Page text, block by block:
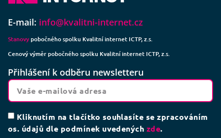
E-mail: info@kvalitni-internet.cz
Stanovy pobočného spolku Kvalitní internet ICTP, z.s.
Cenový výměr pobočného spolku Kvalitní internet ICTP, z.s.
Přihlášení k odběru newsletteru
Kliknutím na tlačítko souhlasíte se zpracováním
os. údajů dle podmínek uvedených zde.